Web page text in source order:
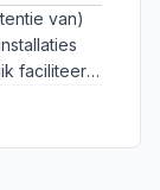
van)
faciliteert.
het